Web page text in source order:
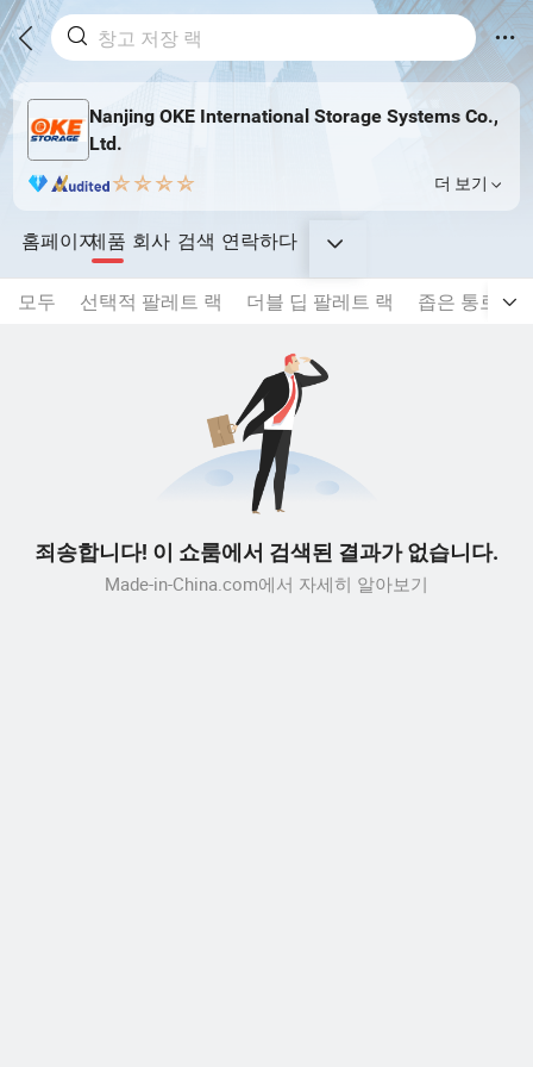
Nanjing OKE International Storage Systems Co.,
Ltd.
더 보기
홈페이지제품 회사 검색 연락하다
모두 선택적 팔레트 랙 더블 딥 팔레트 랙 좁은 통로 팔
죄송합니다! 이 쇼룸에서 검색된 결과가 없습니다.
Made-in-China.com에서 자세히 알아보기